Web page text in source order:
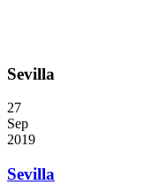
Sevilla
27
Sep
2019
Sevilla